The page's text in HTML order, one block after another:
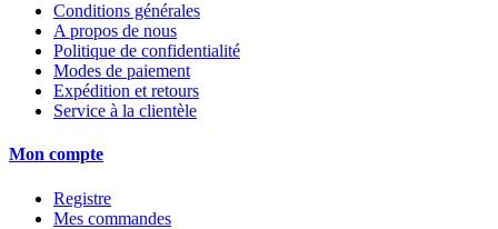
Conditions générales
A propos de nous
Politique de confidentialité
Modes de paiement
Expédition et retours
Service à la clientèle
Mon compte
Registre
Mes commandes